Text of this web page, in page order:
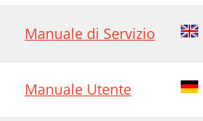
Manuale di Servizio
Manuale Utente